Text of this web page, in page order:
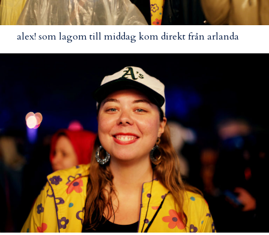
alex! som lagom till middag kom direkt från arlanda